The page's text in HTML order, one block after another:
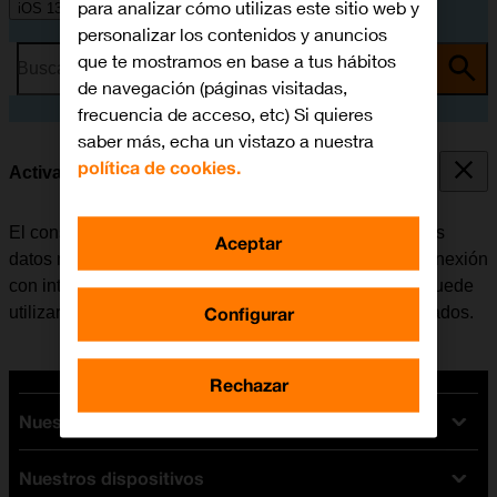
iOS 13.1
Busca por problema o tema
Activar o desactivar los datos móviles
El consumo de datos se puede limitar, desactivando los
datos móviles. Haciendo esto el móvil no establece conexión
con internet a través de la red móvil. No obstante, se puede
utilizar Wi-Fi aunque los datos móviles estén desactivados.
Nuestras tarifas
Tarifas Orange
Nuestros dispositivos
para analizar cómo utilizas este sitio web y
personalizar los contenidos y anuncios
que te mostramos en base a tus hábitos
de navegación (páginas visitadas,
frecuencia de acceso, etc) Si quieres
saber más, echa un vistazo a nuestra
política de cookies.
Configurar
Rechazar
Aceptar